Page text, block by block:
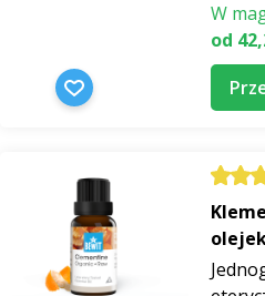
W
od